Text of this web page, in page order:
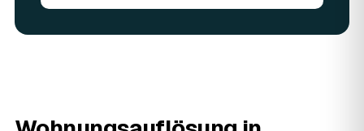
angerechnet — das senkt Ihre Kosten. Brauchbares wird